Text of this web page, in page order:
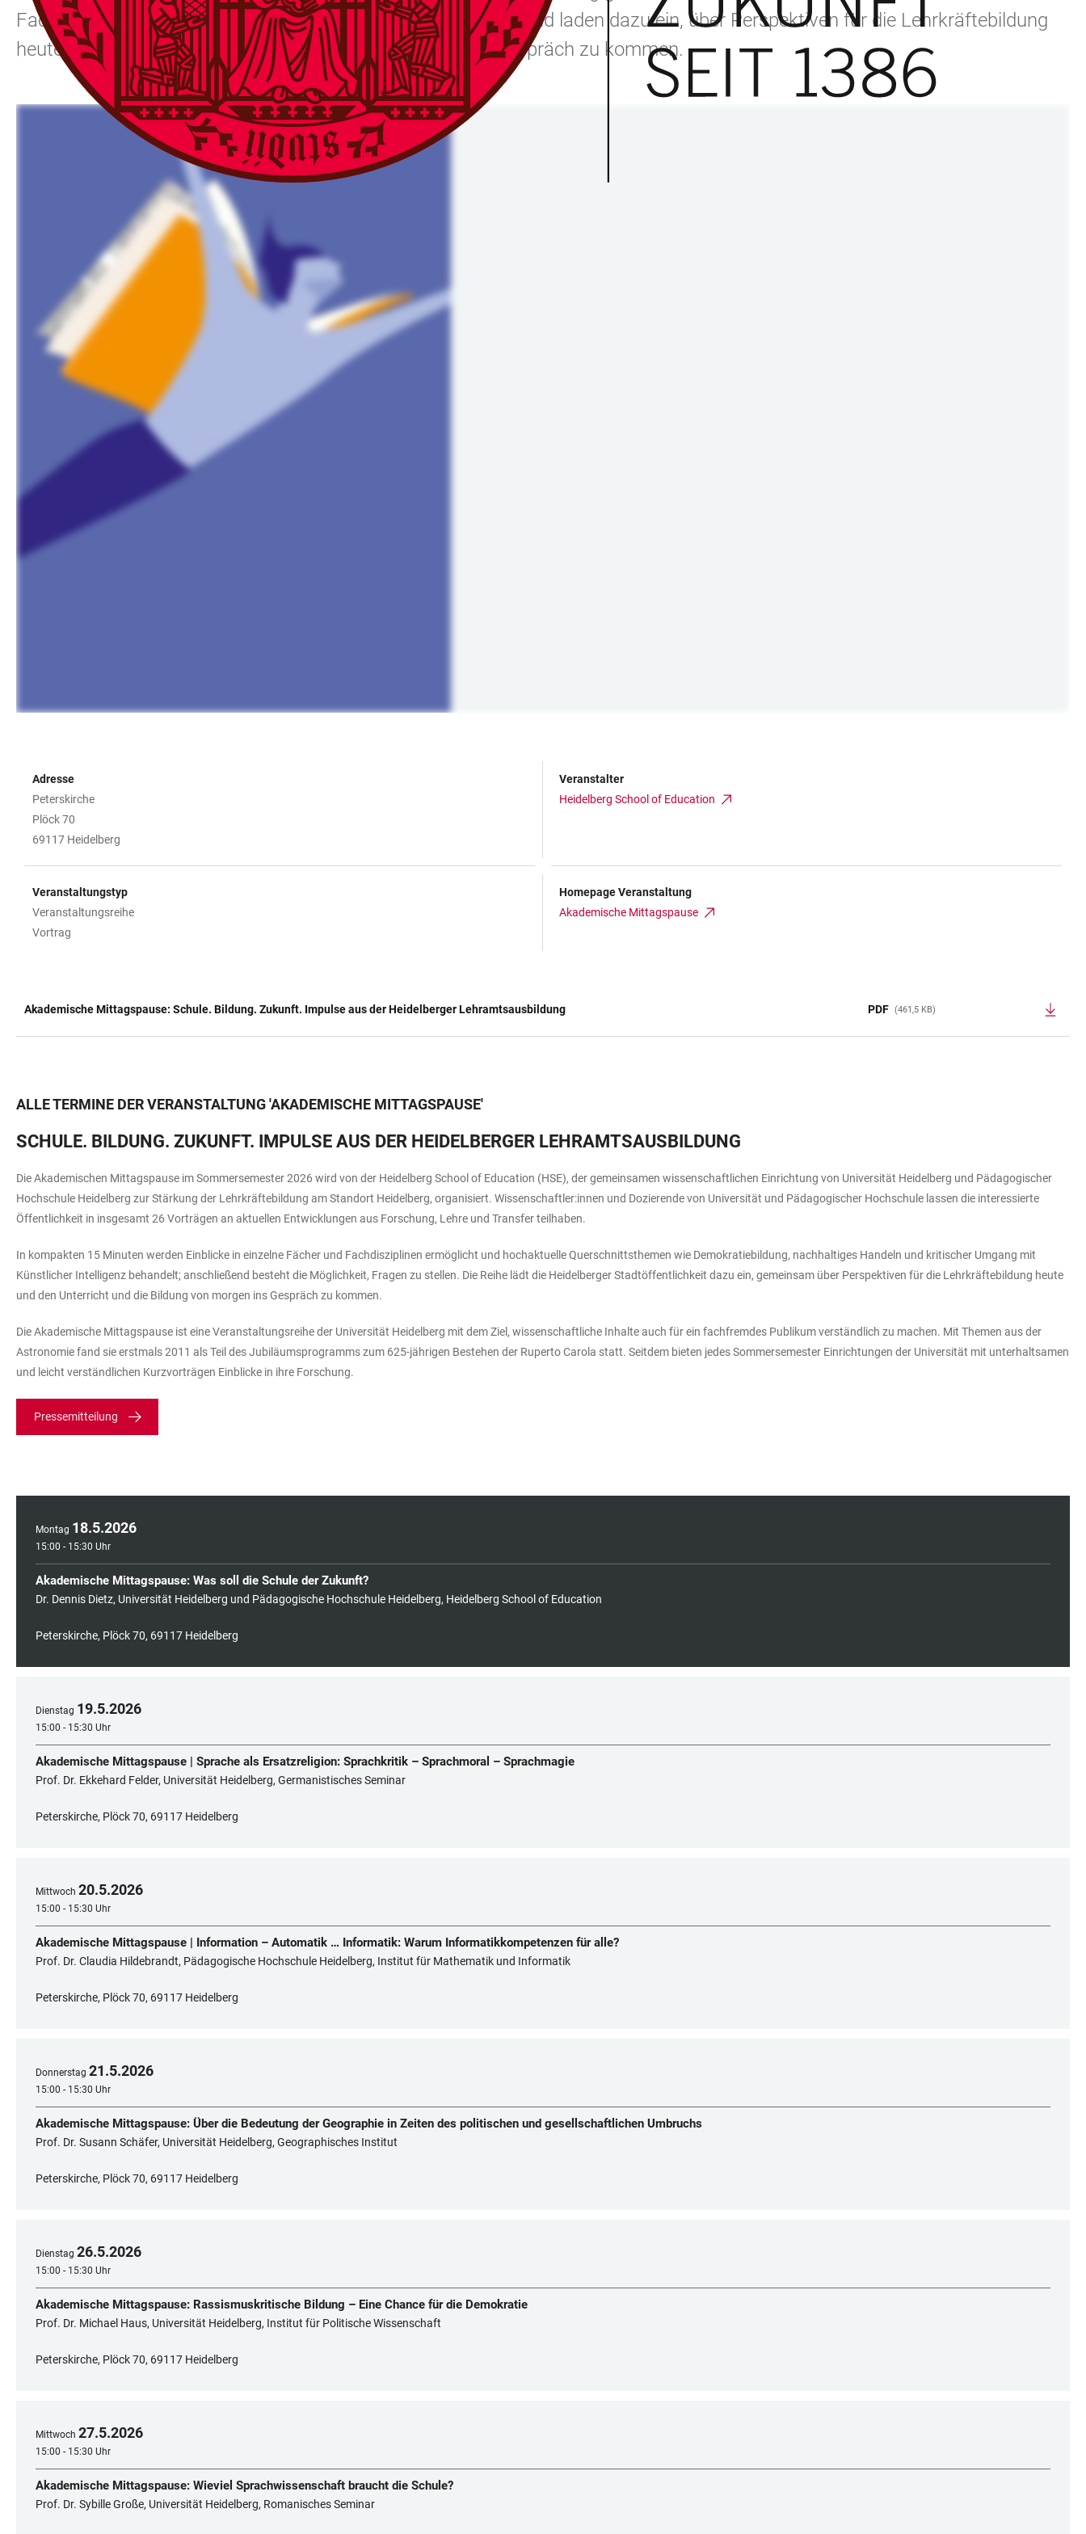
Fachdisziplinen, sprechen über aktuelle Querschnittsthemen und laden dazu ein, über Perspektiven für die Lehrkräftebildung
heute und den Unterricht und die Bildung von morgen ins Gespräch zu kommen.
Adresse
Peterskirche
Plöck 70
69117 Heidelberg
Veranstalter
Heidelberg School of Education
Veranstaltungstyp
Veranstaltungsreihe
Vortrag
Homepage Veranstaltung
Akademische Mittagspause
Akademische Mittagspause: Schule. Bildung. Zukunft. Impulse aus der Heidelberger Lehramtsausbildung PDF (461,5 KB)
ALLE TERMINE DER VERANSTALTUNG'AKADEMISCHE MITTAGSPAUSE'
SCHULE. BILDUNG. ZUKUNFT. IMPULSE AUS DER HEIDELBERGER LEHRAMTSAUSBILDUNG
Die Akademischen Mittagspause im Sommersemester 2026 wird von der Heidelberg School of Education (HSE), der gemeinsamen wissenschaftlichen Einrichtung von Universität Heidelberg und Pädagogischer
Hochschule Heidelberg zur Stärkung der Lehrkräftebildung am Standort Heidelberg, organisiert. Wissenschaftler:innen und Dozierende von Universität und Pädagogischer Hochschule lassen die interessierte
Öffentlichkeit in insgesamt 26 Vorträgen an aktuellen Entwicklungen aus Forschung, Lehre und Transfer teilhaben.
In kompakten 15 Minuten werden Einblicke in einzelne Fächer und Fachdisziplinen ermöglicht und hochaktuelle Querschnittsthemen wie Demokratiebildung, nachhaltiges Handeln und kritischer Umgang mit
Künstlicher Intelligenz behandelt; anschließend besteht die Möglichkeit, Fragen zu stellen. Die Reihe lädt die Heidelberger Stadtöffentlichkeit dazu ein, gemeinsam über Perspektiven für die Lehrkräftebildung heute
und den Unterricht und die Bildung von morgen ins Gespräch zu kommen.
Die Akademische Mittagspause ist eine Veranstaltungsreihe der Universität Heidelberg mit dem Ziel, wissenschaftliche Inhalte auch für ein fachfremdes Publikum verständlich zu machen. Mit Themen aus der
Astronomie fand sie erstmals 2011 als Teil des Jubiläumsprogramms zum 625-jährigen Bestehen der Ruperto Carola statt. Seitdem bieten jedes Sommersemester Einrichtungen der Universität mit unterhaltsamen
und leicht verständlichen Kurzvorträgen Einblicke in ihre Forschung.
Pressemitteilung
Montag 18.5.2026
15:00 - 15:30 Uhr
Akademische Mittagspause: Was soll die Schule der Zukunft?
Dr. Dennis Dietz, Universität Heidelberg und Pädagogische Hochschule Heidelberg, Heidelberg School of Education
Peterskirche, Plöck 70, 69117 Heidelberg
Dienstag 19.5.2026
15:00 - 15:30 Uhr
Akademische Mittagspause | Sprache als Ersatzreligion: Sprachkritik – Sprachmoral – Sprachmagie
Prof. Dr. Ekkehard Felder, Universität Heidelberg, Germanistisches Seminar
Peterskirche, Plöck 70, 69117 Heidelberg
Mittwoch 20.5.2026
15:00 - 15:30 Uhr
Akademische Mittagspause | Information – Automatik … Informatik: Warum Informatikkompetenzen für alle?
Prof. Dr. Claudia Hildebrandt, Pädagogische Hochschule Heidelberg, Institut für Mathematik und Informatik
Peterskirche, Plöck 70, 69117 Heidelberg
Donnerstag 21.5.2026
15:00 - 15:30 Uhr
Akademische Mittagspause: Über die Bedeutung der Geographie in Zeiten des politischen und gesellschaftlichen Umbruchs
Prof. Dr. Susann Schäfer, Universität Heidelberg, Geographisches Institut
Peterskirche, Plöck 70, 69117 Heidelberg
Dienstag 26.5.2026
15:00 - 15:30 Uhr
Akademische Mittagspause: Rassismuskritische Bildung – Eine Chance für die Demokratie
Prof. Dr. Michael Haus, Universität Heidelberg, Institut für Politische Wissenschaft
Peterskirche, Plöck 70, 69117 Heidelberg
Mittwoch 27.5.2026
15:00 - 15:30 Uhr
Akademische Mittagspause: Wieviel Sprachwissenschaft braucht die Schule?
Prof. Dr. Sybille Große, Universität Heidelberg, Romanisches Seminar